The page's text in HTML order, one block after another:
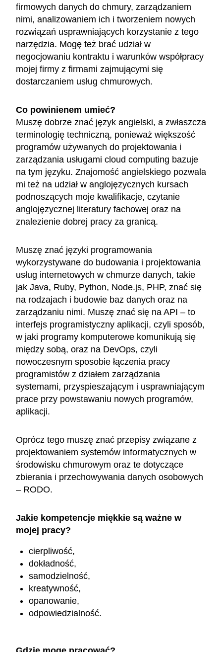
firmowych danych do chmury, zarządzaniem
nimi, analizowaniem ich i tworzeniem nowych
rozwiązań usprawniających korzystanie z tego
narzędzia. Mogę też brać udział w
negocjowaniu kontraktu i warunków współpracy
mojej firmy z firmami zajmującymi się
dostarczaniem usług chmurowych.
Co powinienem umieć?
Muszę dobrze znać język angielski, a zwłaszcza
terminologię techniczną, ponieważ większość
programów używanych do projektowania i
zarządzania usługami cloud computing bazuje
na tym języku. Znajomość angielskiego pozwala
mi też na udział w anglojęzycznych kursach
podnoszących moje kwalifikacje, czytanie
anglojęzycznej literatury fachowej oraz na
znalezienie dobrej pracy za granicą.
Muszę znać języki programowania
wykorzystywane do budowania i projektowania
usług internetowych w chmurze danych, takie
jak Java, Ruby, Python, Node.js, PHP, znać się
na rodzajach i budowie baz danych oraz na
zarządzaniu nimi. Muszę znać się na API – to
interfejs programistyczny aplikacji, czyli sposób,
w jaki programy komputerowe komunikują się
między sobą, oraz na DevOps, czyli
nowoczesnym sposobie łączenia pracy
programistów z działem zarządzania
systemami, przyspieszającym i usprawniającym
prace przy powstawaniu nowych programów,
aplikacji.
Oprócz tego muszę znać przepisy związane z
projektowaniem systemów informatycznych w
środowisku chmurowym oraz te dotyczące
zbierania i przechowywania danych osobowych
– RODO.
Jakie kompetencje miękkie są ważne w
mojej pracy?
cierpliwość,
dokładność,
samodzielność,
kreatywność,
opanowanie,
odpowiedzialność.